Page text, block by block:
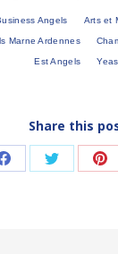
Angels Arts et
Marne Ardennes
Est Angels
Share this
Share Share